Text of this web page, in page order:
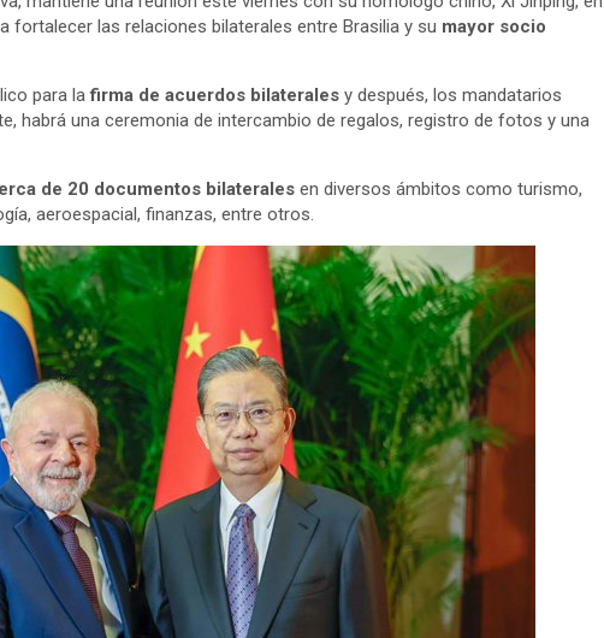
fortalecer las relaciones bilaterales entre Brasilia y su mayor socio
para lafirma de acuerdos bilaterales y después, los mandatarios
habrá una ceremonia de intercambio de regalos, registro de fotos y una
de 20 documentos bilaterales en diversos ámbitos como turismo,
aeroespacial, finanzas, entre otros.